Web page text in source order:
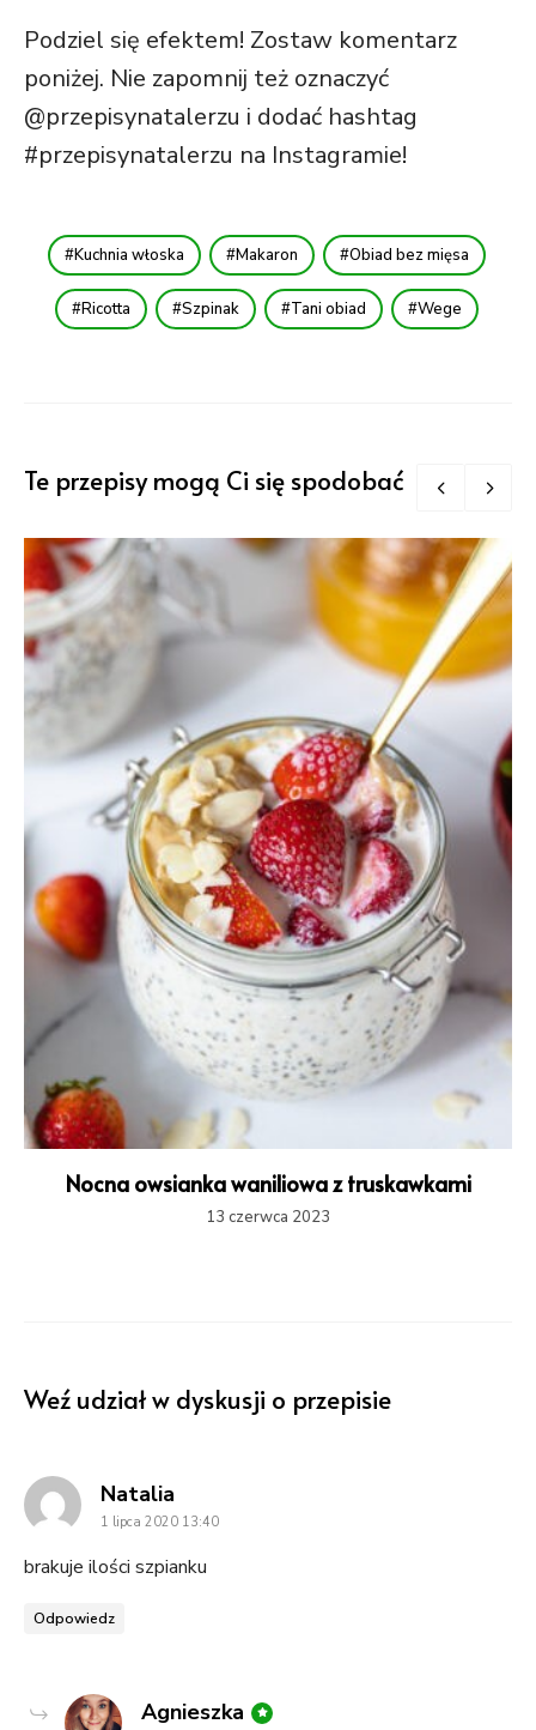
Podziel się efektem! Zostaw komentarz
poniżej. Nie zapomnij też oznaczyć
@przepisynatalerzu i dodać hashtag
#przepisynatalerzu na Instagramie!
Kuchnia włoska Makaron Obiad bez mięsa
Ricotta Szpinak Tani obiad Wege
Te przepisy mogą Ci się spodobać
Nocna owsianka waniliowa z truskawkami
13 czerwca 2023
Weź udział w dyskusji o przepisie
Natalia
1 lipca 2020 13:40
brakuje ilości szpianku
Odpowiedz
Agnieszka says: